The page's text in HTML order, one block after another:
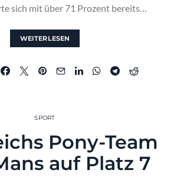
sich mit über 71 Prozent bereits…
WEITERLESEN
SPORT
Pony-Team
auf Platz 7